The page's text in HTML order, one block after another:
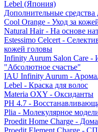
Lebel (Япония)
Дополнительные
Cool Orange - Уход за
Natural Hair - На основе
Estessimo Celcert -
кожей головы
Infinity Aurum Salon Care -
"Абсолютное счастье"
IAU Infinity Aurum -
Lebel - Краска для волос
Materia OXY - Оксиданты
PH 4.7 -
Plia - Молекулярное
Proedit Home Charge -
Proedit Element Charge -